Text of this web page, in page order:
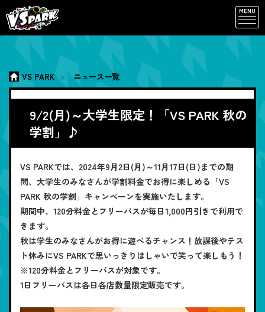
MENU
VS PARK ニュース一覧
9/2(月)～大学生限定！「VS PARK 秋の
学割」♪
VS PARKでは、2024年9月2日(月)～11月17日(日)までの期
間、大学生のみなさんが学割料金でお得に楽しめる「VS
PARK 秋の学割」キャンペーンを実施いたします。
期間中、120分料金とフリーパスが毎日1,000円引きで利用で
きます。
秋は学生のみなさんがお得に遊べるチャンス！放課後やテス
ト休みにVS PARKで思いっきりはしゃいで笑って楽しもう！
※120分料金とフリーパスが対象です。
1日フリーパスは各日各店数量限定販売です。